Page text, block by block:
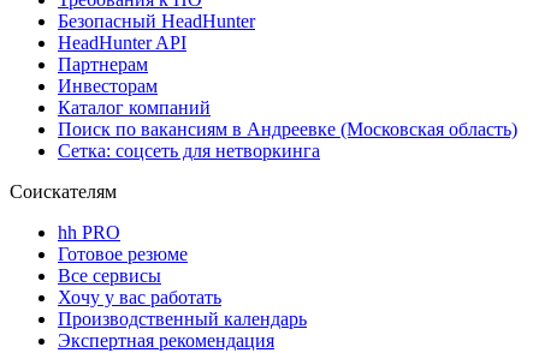
Безопасный HeadHunter
HeadHunter API
Партнерам
Инвесторам
Каталог компаний
Поиск по вакансиям в Андреевке (Московская область)
Сетка: соцсеть для нетворкинга
Соискателям
hh PRO
Готовое резюме
Все сервисы
Хочу у вас работать
Производственный календарь
Экспертная рекомендация